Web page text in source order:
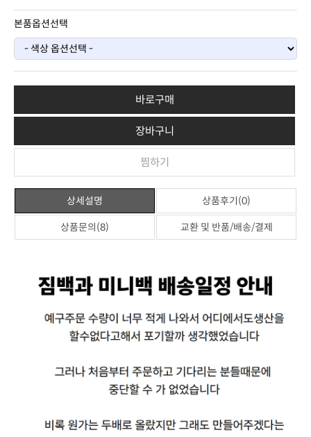
본품옵션선택
바로구매
장바구니
찜하기
상세설명 상품후기(0)
상품문의(8) 교환 및 반품/배송/결제